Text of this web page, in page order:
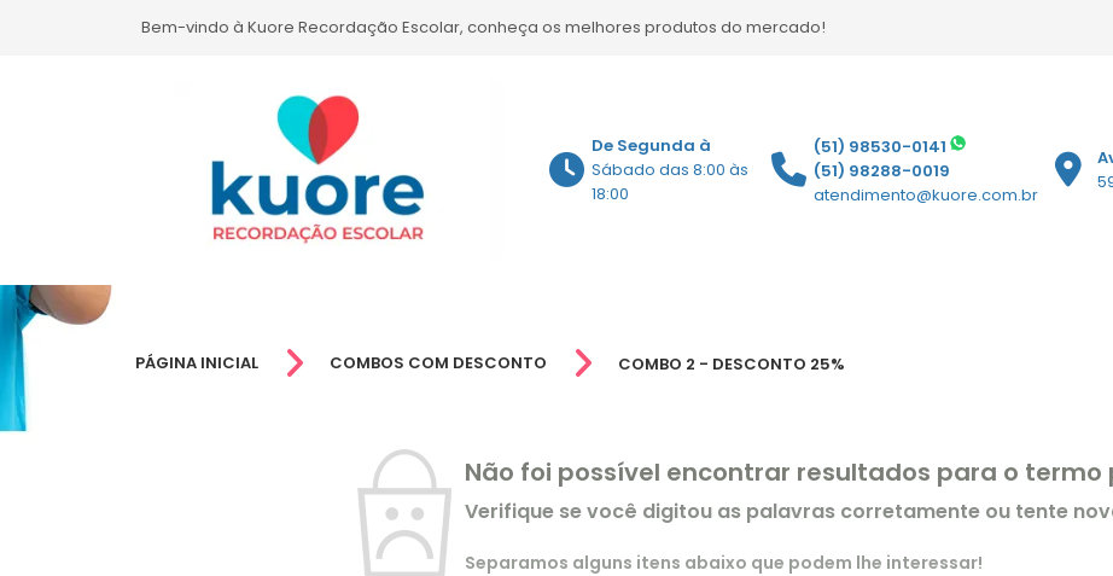
Bem-vindo à Kuore Recordação Escolar, conheça os melhores produtos do mercado!
De Segunda à
Sábado das 8:00 às
18:00
(51) 98530-0141
(51) 98288-0019
atendimento@kuore.com.br
PÁGINA INICIAL COMBOS COM DESCONTO COMBO 2 - DESCONTO 25%
Não foi possível encontrar resultados para o termo
Verifique se você digitou as palavras corretamente ou tente
Separamos alguns itens abaixo que podem lhe interessar!